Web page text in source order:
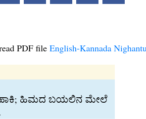
PDF file English-Kannada
ಹಿಮದ ಬಯಲಿನ ಮೇಲೆ